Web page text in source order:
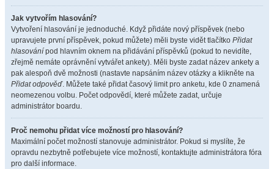
Jak vytvořím hlasování?
Vytvoření hlasování je jednoduché. Když přidáte nový příspěvek (nebo
upravujete první příspěvek, pokud můžete) měli byste vidět tlačítko Přidat
hlasování pod hlavním oknem na přidávání příspěvků (pokud to nevidíte,
zřejmě nemáte oprávnění vytvářet ankety). Měli byste zadat název ankety a
pak alespoň dvě možnosti (nastavte napsáním název otázky a klikněte na
Přidat odpověď. Můžete také přidat časový limit pro anketu, kde 0 znamená
neomezenou volbu. Počet odpovědí, které můžete zadat, určuje
administrátor boardu.
Proč nemohu přidat více možností pro hlasování?
Maximální počet možností stanovuje administrátor. Pokud si myslíte, že
opravdu nezbytně potřebujete více možností, kontaktujte administrátora fóra
pro další informace.